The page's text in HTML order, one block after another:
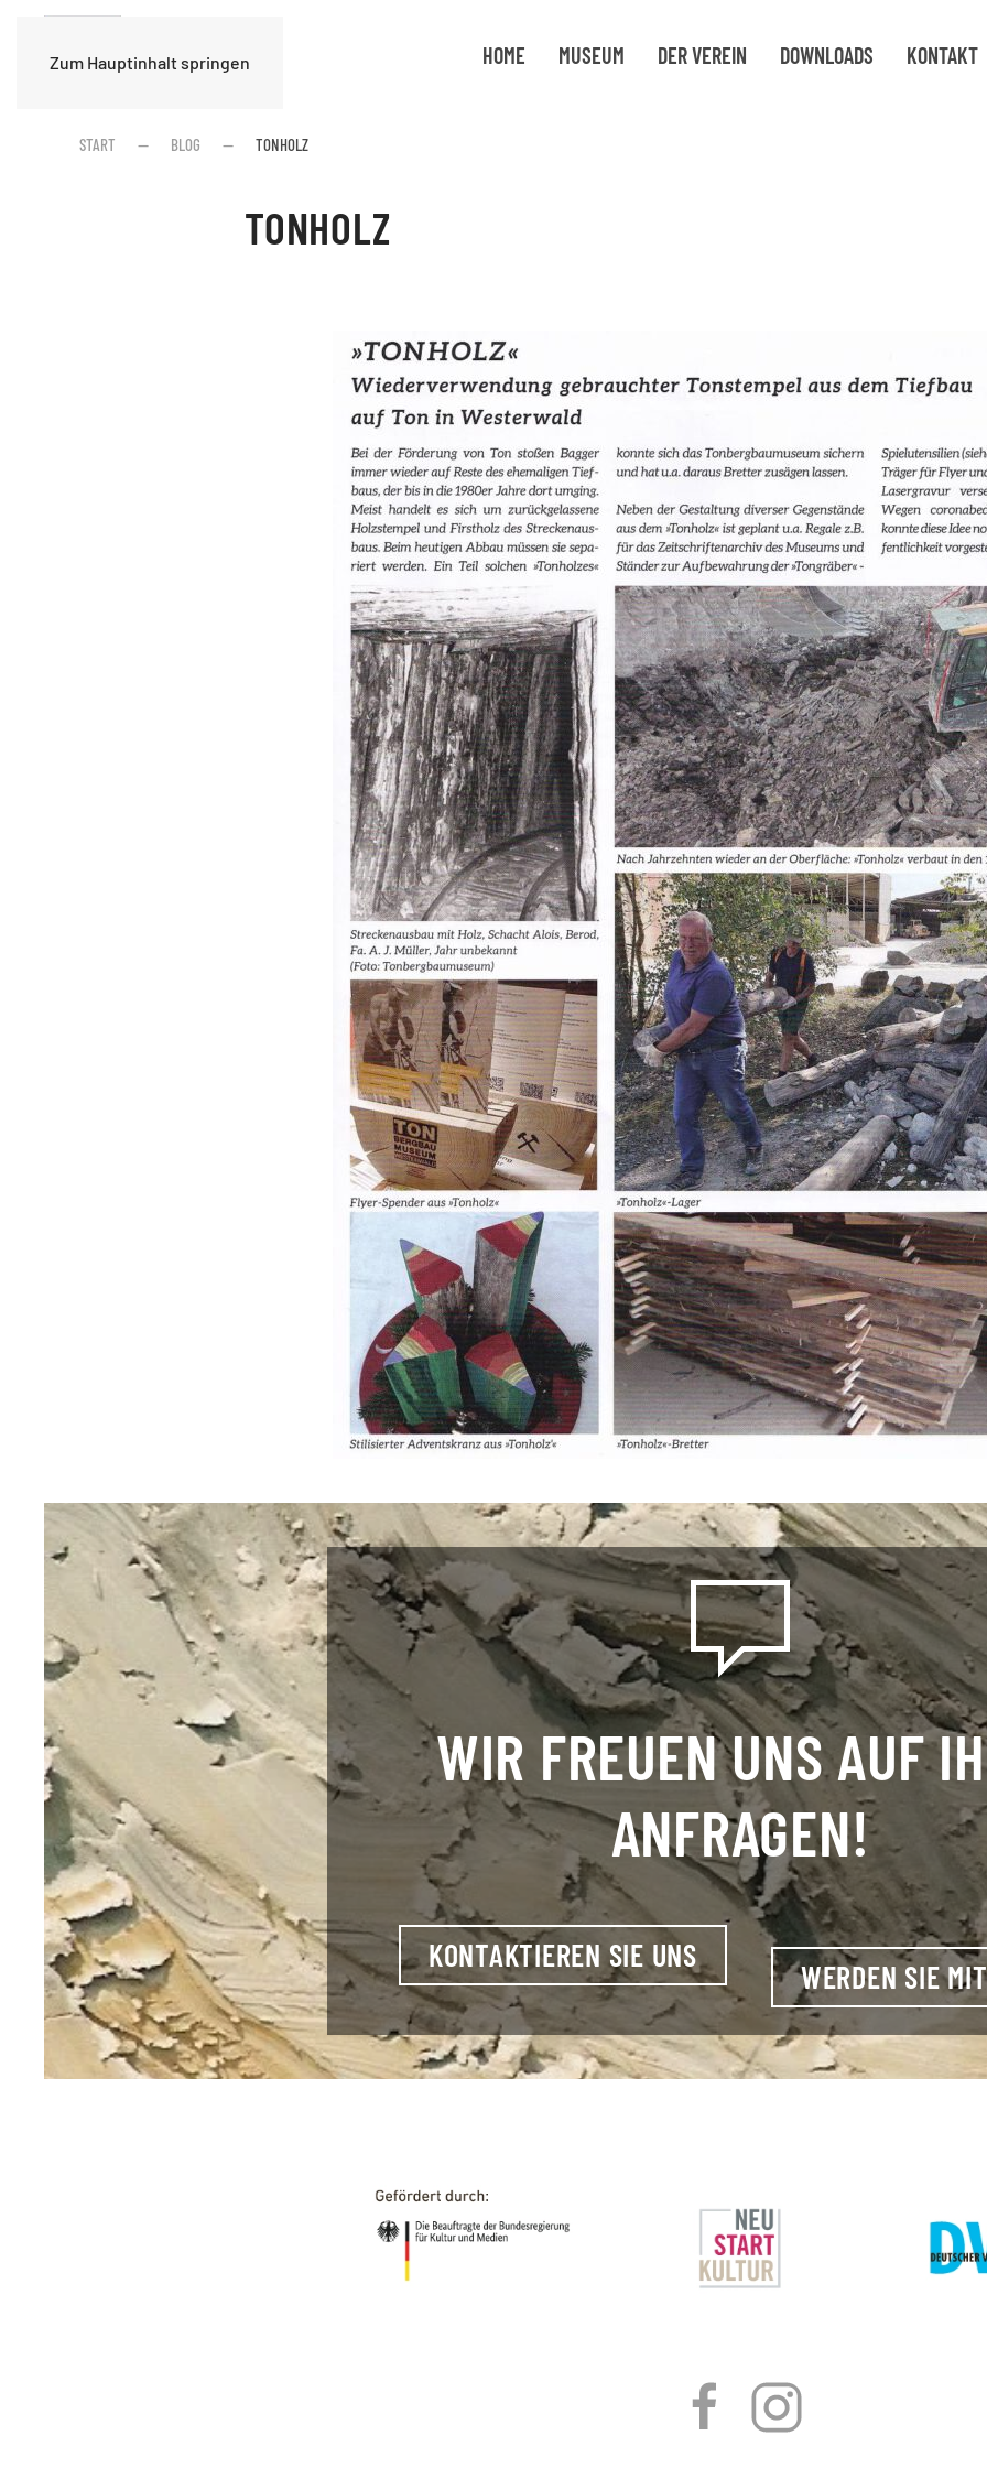
Zum Hauptinhalt springen HOME MUSEUM DER VEREIN DOWNLOADS KONTAKT
START BLOG TONHOLZ
TONHOLZ
WIR FREUEN UNS AUF
ANFRAGEN!
KONTAKTIEREN SIE UNS
WERDEN SIE